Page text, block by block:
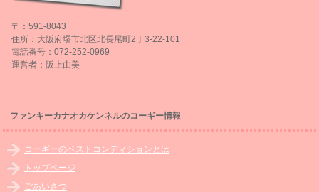
〒：591-8043
住所：大阪府堺市北区北長尾町2丁3-22-101
電話番号：072-252-0969
運営者：阪上由美
ファンキーカナオカケンネルのコーギー情報
コーギーのベストコンディションとは
トップページ
ごあいさつ